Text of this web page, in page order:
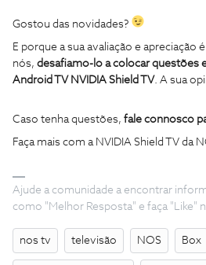
Gostou das novidades?
E porque a sua avaliação e apreciação
nós, desafiamo-lo a colocar questões
Android TV NVIDIA Shield TV. A sua
Caso tenha questões, fale connosco
Faça mais com a NVIDIA Shield TV da
Ajude a comunidade a encontrar
como "Melhor Resposta" e faça "Like"
nos tv televisão NOS Box